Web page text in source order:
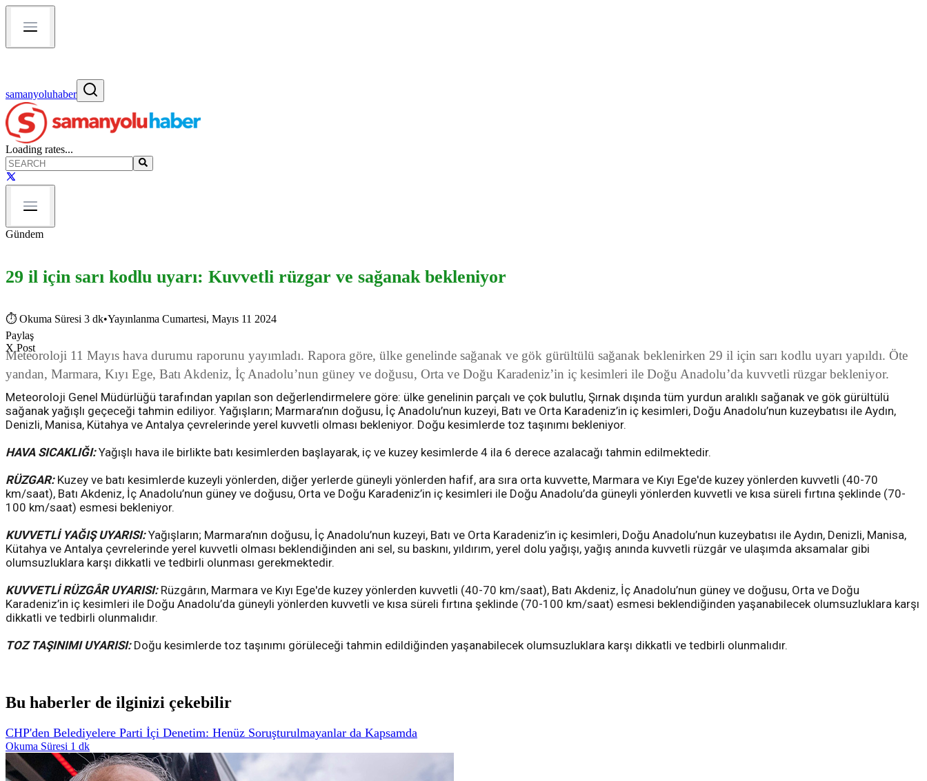
samanyoluhaber
Loading rates...
Gündem
29 il için sarı kodlu uyarı: Kuvvetli rüzgar ve sağanak bekleniyor
⏱ Okuma Süresi 3 dk•Yayınlanma Cumartesi, Mayıs 11 2024
Paylaş
X Post
Meteoroloji 11 Mayıs hava durumu raporunu yayımladı. Rapora göre, ülke genelinde sağanak ve gök gürültülü sağanak beklenirken 29 il için sarı kodlu uyarı yapıldı. Öte
yandan, Marmara, Kıyı Ege, Batı Akdeniz, İç Anadolu’nun güney ve doğusu, Orta ve Doğu Karadeniz’in iç kesimleri ile Doğu Anadolu’da kuvvetli rüzgar bekleniyor.
Meteoroloji Genel Müdürlüğü tarafından yapılan son değerlendirmelere göre: ülke genelinin parçalı ve çok bulutlu, Şırnak dışında tüm yurdun aralıklı sağanak ve gök gürültülü
sağanak yağışlı geçeceği tahmin ediliyor. Yağışların; Marmara’nın doğusu, İç Anadolu’nun kuzeyi, Batı ve Orta Karadeniz’in iç kesimleri, Doğu Anadolu’nun kuzeybatısı ile Aydın,
Denizli, Manisa, Kütahya ve Antalya çevrelerinde yerel kuvvetli olması bekleniyor. Doğu kesimlerde toz taşınımı bekleniyor.
HAVA SICAKLIĞI:Yağışlı hava ile birlikte batı kesimlerden başlayarak, iç ve kuzey kesimlerde 4 ila 6 derece azalacağı tahmin edilmektedir.
RÜZGAR:Kuzey ve batı kesimlerde kuzeyli yönlerden, diğer yerlerde güneyli yönlerden hafif, ara sıra orta kuvvette, Marmara ve Kıyı Ege'de kuzey yönlerden kuvvetli (40-70
km/saat), Batı Akdeniz, İç Anadolu’nun güney ve doğusu, Orta ve Doğu Karadeniz’in iç kesimleri ile Doğu Anadolu’da güneyli yönlerden kuvvetli ve kısa süreli fırtına şeklinde (70-
100 km/saat) esmesi bekleniyor.
KUVVETLİ YAĞIŞ UYARISI:Yağışların; Marmara’nın doğusu, İç Anadolu’nun kuzeyi, Batı ve Orta Karadeniz’in iç kesimleri, Doğu Anadolu’nun kuzeybatısı ile Aydın, Denizli, Manisa,
Kütahya ve Antalya çevrelerinde yerel kuvvetli olması beklendiğinden ani sel, su baskını, yıldırım, yerel dolu yağışı, yağış anında kuvvetli rüzgâr ve ulaşımda aksamalar gibi
olumsuzluklara karşı dikkatli ve tedbirli olunması gerekmektedir.
KUVVETLİ RÜZGÂR UYARISI:Rüzgârın, Marmara ve Kıyı Ege'de kuzey yönlerden kuvvetli (40-70 km/saat), Batı Akdeniz, İç Anadolu’nun güney ve doğusu, Orta ve Doğu
Karadeniz’in iç kesimleri ile Doğu Anadolu’da güneyli yönlerden kuvvetli ve kısa süreli fırtına şeklinde (70-100 km/saat) esmesi beklendiğinden yaşanabilecek olumsuzluklara karşı
dikkatli ve tedbirli olunmalıdır.
TOZ TAŞINIMI UYARISI:Doğu kesimlerde toz taşınımı görüleceği tahmin edildiğinden yaşanabilecek olumsuzluklara karşı dikkatli ve tedbirli olunmalıdır.
Bu haberler de ilginizi çekebilir
CHP'den Belediyelere Parti İçi Denetim: Henüz Soruşturulmayanlar da Kapsamda
Okuma Süresi 1 dk